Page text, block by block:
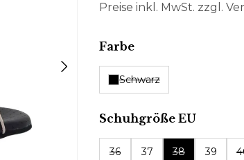
Preise inkl. MwSt. zzgl.
Farbeauswählen
Schwarz
Schuhgröße EU
36 37 38 39